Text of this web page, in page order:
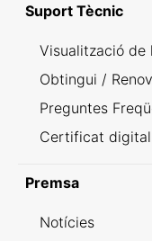
Suport Tècnic
Visualització de
Obtingui /
Preguntes
Certificat
Premsa
Notícies